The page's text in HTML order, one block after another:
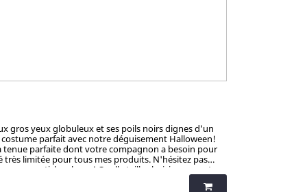
gros yeux globuleux et ses poils noirs dignes d'un
parfait avec notre déguisement Halloween!
tenue parfaite dont votre compagnon a besoin pour
très limitée pour tous mes produits. N'hésitez pas
mes articles chocs ! Quelle taille choisir pour votre
presque uniques par produit, ... vous serez la/le